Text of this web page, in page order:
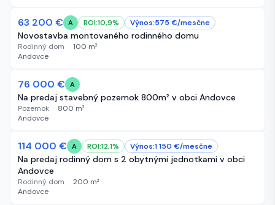
13 dní
63 200 € A ROI:10,9% Výnos:575 €/mesčne
Novostavba montovaného rodinného domu
Rodinný dom · 100 m²
Andovce
23 dní
76 000 € A
Na predaj stavebný pozemok 800m² v obci Andovce
Pozemok · 800 m²
Andovce
24 dní
114 000 € A ROI:12,1% Výnos:1 150 €/mesčne
Na predaj rodinný dom s 2 obytnými jednotkami v obci
Andovce
Rodinný dom · 200 m²
Andovce